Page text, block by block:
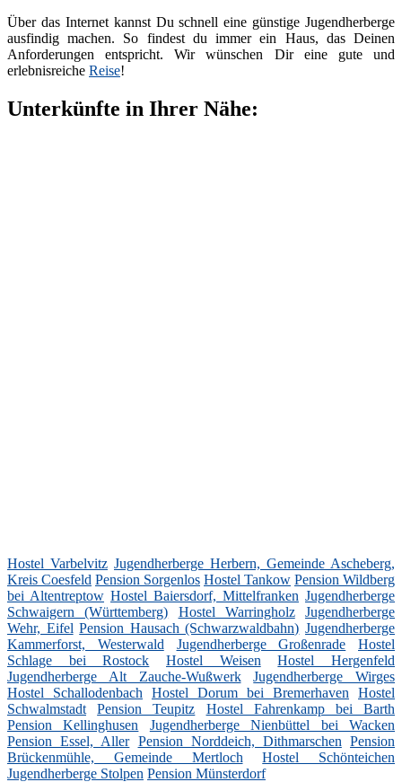
Über das Internet kannst Du schnell eine günstige Jugendherberge
ausfindig machen. So findest du immer ein Haus, das Deinen
Anforderungen entspricht. Wir wünschen Dir eine gute und
erlebnisreiche Reise!
Unterkünfte in Ihrer Nähe:
Hostel Varbelvitz Jugendherberge Herbern, Gemeinde Ascheberg,
Kreis Coesfeld Pension Sorgenlos Hostel Tankow Pension Wildberg
bei Altentreptow Hostel Baiersdorf, Mittelfranken Jugendherberge
Schwaigern (Württemberg)
Hostel Warringholz
Jugendherberge
Wehr, Eifel Pension Hausach (Schwarzwaldbahn) Jugendherberge
Kammerforst, Westerwald
Jugendherberge Großenrade
Hostel
Schlage bei Rostock
Hostel Weisen
Hostel Hergenfeld
Jugendherberge Alt Zauche-Wußwerk
Jugendherberge Wirges
Hostel Schallodenbach
Hostel Dorum bei Bremerhaven
Hostel
Schwalmstadt
Pension Teupitz
Hostel Fahrenkamp bei Barth
Pension Kellinghusen
Jugendherberge Nienbüttel bei Wacken
Pension Essel, Aller Pension Norddeich, Dithmarschen Pension
Brückenmühle, Gemeinde Mertloch
Hostel Schönteichen
Jugendherberge Stolpen Pension Münsterdorf